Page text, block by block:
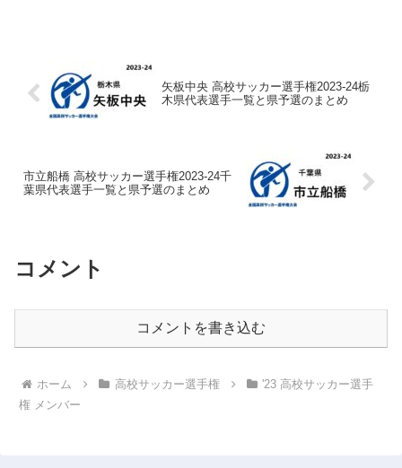
矢板中央 高校サッカー選手権2023-24栃
木県代表選手一覧と県予選のまとめ
市立船橋 高校サッカー選手権2023-24千
葉県代表選手一覧と県予選のまとめ
コメント
コメントを書き込む
ホーム 高校サッカー選手権
'23 高校サッカー選手
権 メンバー